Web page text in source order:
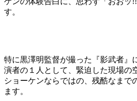
す。
特に黒澤明監督が撮った『影武者』
演者の１人として、緊迫した現場の
ショーケンならではの、残酷なまで
ます。